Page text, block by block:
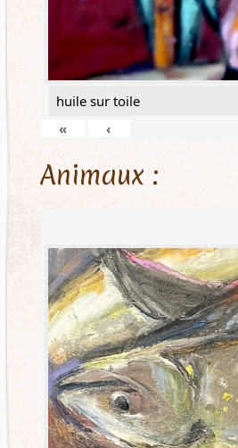
huile sur toile
«
‹
Animaux :